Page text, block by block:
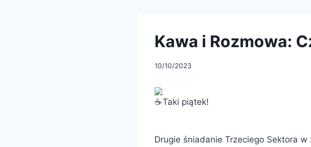
Kawa i Rozmowa:
10/10/2023
Taki piątek!
Drugie śniadanie Trzeciego Sektora